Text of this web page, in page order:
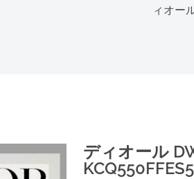
ィオー
ディオール